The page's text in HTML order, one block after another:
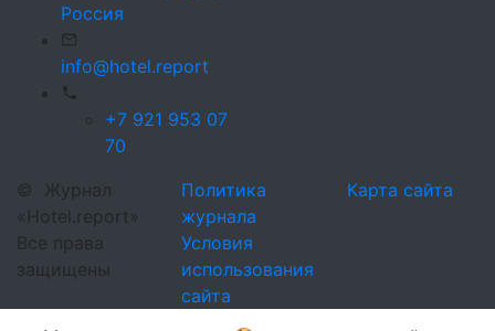
Россия
info@hotel.report
+7 921 953 07
70
©
Журнал
«Hotel.report»
Все права
защищены
Политика
журнала
Условия
использования
сайта
Карта сайта